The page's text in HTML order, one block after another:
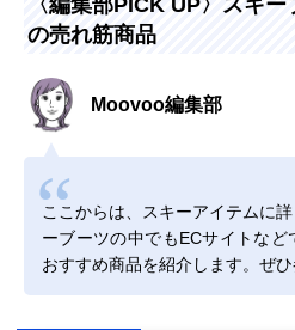
の売れ筋商品
Moovoo編集部
ここからは、スキーアイテムに
ーブーツの中でもECサイトな
おすすめ商品を紹介します。ぜひ